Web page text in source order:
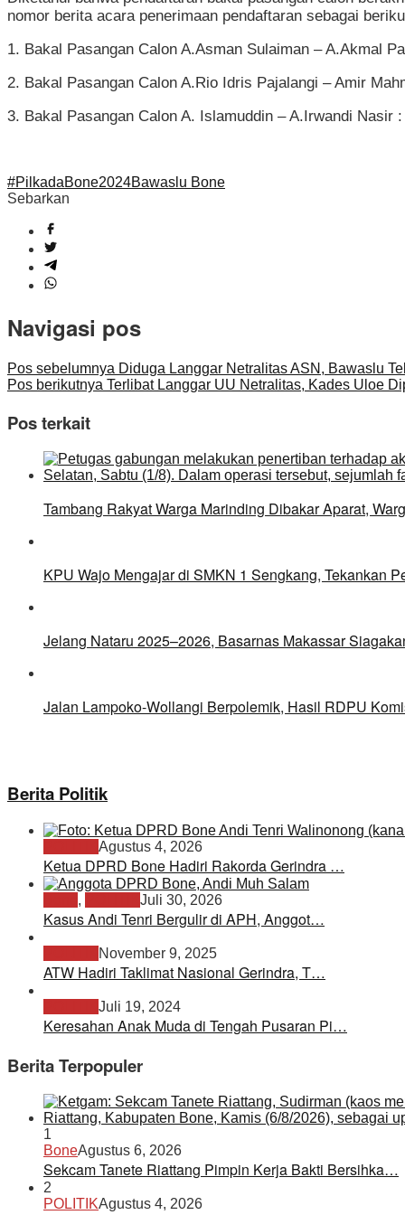
nomor berita acara penerimaan pendaftaran sebagai
1. Bakal Pasangan Calon A.Asman Sulaiman – A.Akmal
2. Bakal Pasangan Calon A.Rio Idris Pajalangi – Amir
3. Bakal Pasangan Calon A. Islamuddin – A.Irwandi Nasir
#PilkadaBone2024Bawaslu Bone
Sebarkan
Navigasi pos
Pos sebelumnya Diduga Langgar Netralitas ASN, Bawaslu
Pos berikutnya Terlibat Langgar UU Netralitas, Kades Uloe
Pos terkait
Tambang Rakyat Warga Marinding Dibakar Aparat,
KPU Wajo Mengajar di SMKN 1 Sengkang, Tekankan
Jelang Nataru 2025–2026, Basarnas Makassar
Jalan Lampoko-Wollangi Berpolemik, Hasil RDPU
Berita Politik
Agustus 4, 2026
Ketua DPRD Bone Hadiri Rakorda Gerindra …
, Juli 30, 2026
Kasus Andi Tenri Bergulir di APH, Anggot…
November 9, 2025
ATW Hadiri Taklimat Nasional Gerindra, T…
Juli 19, 2024
Keresahan Anak Muda di Tengah Pusaran Pi…
Berita Terpopuler
1
BoneAgustus 6, 2026
Sekcam Tanete Riattang Pimpin Kerja Bakti Bersihka…
2
POLITIKAgustus 4, 2026